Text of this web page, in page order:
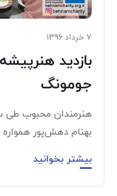
۷ خرداد ۱۳۹۶
بازدید
جومونگ
هنرمندان محبوب طی
بهنام دهش‌پور
بیشتر بخوانید